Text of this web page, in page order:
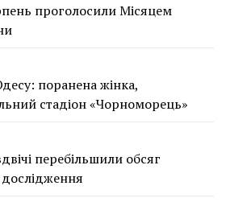
проголосили Місяцем
поранена жінка,
стадіон «Чорноморець»
перебільшили обсяг